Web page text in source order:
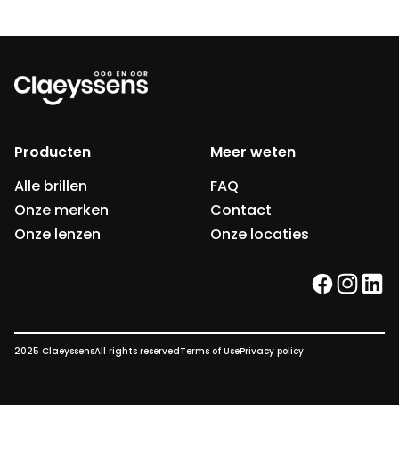
Producten
Alle brillen
Onze merken
Onze lenzen
Meer weten
FAQ
Contact
Onze locaties
facebook
2025 ClaeyssensAll rights reservedTerms of UsePrivacy policy